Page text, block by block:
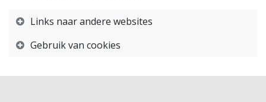
Links naar andere websites
Gebruik van cookies